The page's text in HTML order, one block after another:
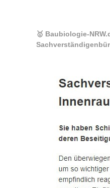
🥇 Baubiologie-